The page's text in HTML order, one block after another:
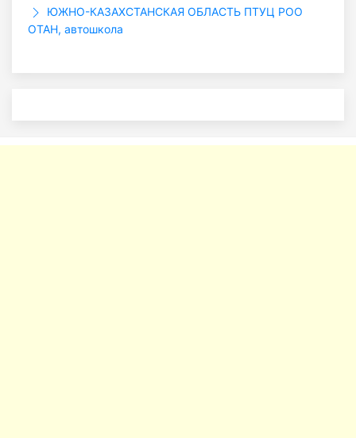
ЮЖНО-КАЗАХСТАНСКАЯ ОБЛАСТЬ ПТУЦ РОО
ОТАН, автошкола